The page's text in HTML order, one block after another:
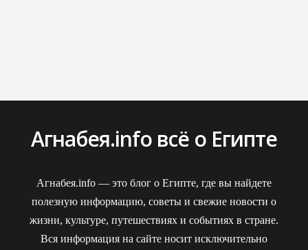
Агнабея.info всё о Египте
Агнабея.info — это блог о Египте, где вы найдете
полезную информацию, советы и свежие новости о
жизни, культуре, путешествиях и событиях в стране.
Вся информация на сайте носит исключительно